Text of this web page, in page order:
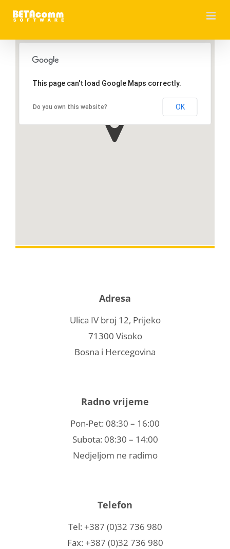
Skip
content
This page can't load Google Maps correctly.
Do you own this website? OK
Adresa
Ulica IV broj 12, Prijeko
71300 Visoko
Bosna i Hercegovina
Radno vrijeme
Pon-Pet: 08:30 – 16:00
Subota: 08:30 – 14:00
Nedjeljom ne radimo
Telefon
Tel: +387 (0)32 736 980
Fax: +387 (0)32 736 980